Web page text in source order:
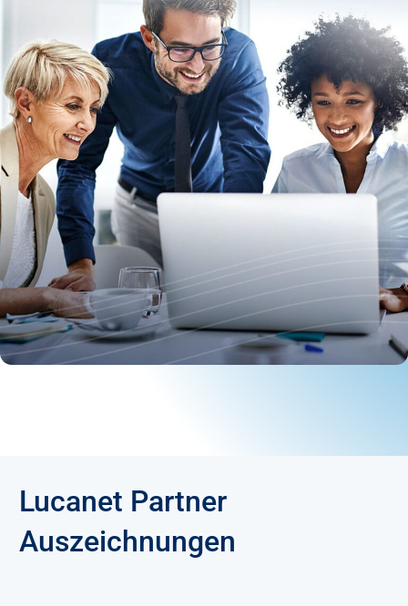
Lucanet Partner
Auszeichnungen